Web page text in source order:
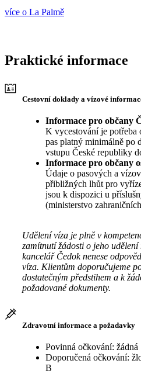
více o La Palmě
Praktické informace
Cestovní doklady a vízové
Informace pro občany
K vycestování je potřeba
pas platný minimálně po
vstupu České republiky
Informace pro občany
Údaje o pasových a
přibližných lhůt pro
jsou k dispozici u
(ministerstvo
Udělení víza je plně v
zamítnutí žádosti o jeho
kancelář Čedok nenese
víza. Klientům doporučujeme
dostatečným předstihem a k
požadované dokumenty.
Zdravotní informace a požadavky
Povinná očkování: žádná
Doporučená očkování:
B